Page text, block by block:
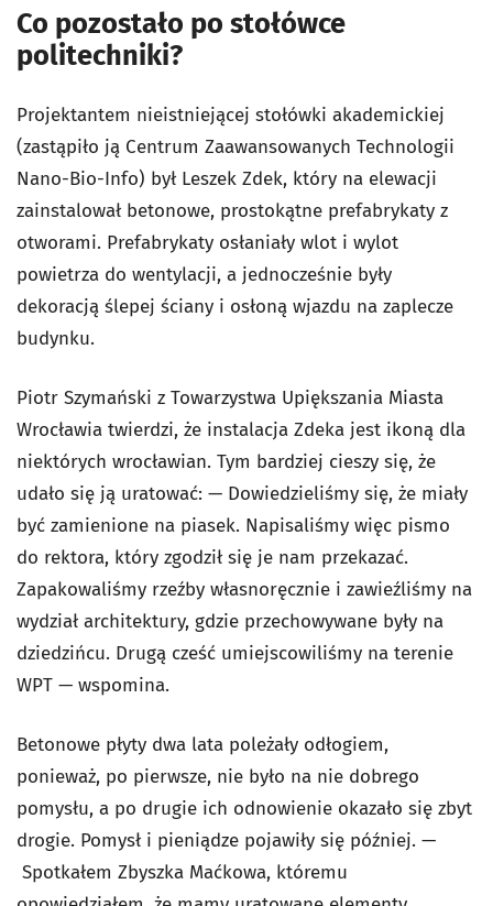
Co pozostało po stołówce
politechniki?
Projektantem nieistniejącej stołówki akademickiej
(zastąpiło ją Centrum Zaawansowanych Technologii
Nano-Bio-Info) był Leszek Zdek, który na elewacji
zainstalował betonowe, prostokątne prefabrykaty z
otworami. Prefabrykaty osłaniały wlot i wylot
powietrza do wentylacji, a jednocześnie były
dekoracją ślepej ściany i osłoną wjazdu na zaplecze
budynku.
Piotr Szymański z Towarzystwa Upiększania Miasta
Wrocławia twierdzi, że instalacja Zdeka jest ikoną dla
niektórych wrocławian. Tym bardziej cieszy się, że
udało się ją uratować: — Dowiedzieliśmy się, że miały
być zamienione na piasek. Napisaliśmy więc pismo
do rektora, który zgodził się je nam przekazać.
Zapakowaliśmy rzeźby własnoręcznie i zawieźliśmy na
wydział architektury, gdzie przechowywane były na
dziedzińcu. Drugą cześć umiejscowiliśmy na terenie
WPT — wspomina.
Betonowe płyty dwa lata poleżały odłogiem,
ponieważ, po pierwsze, nie było na nie dobrego
pomysłu, a po drugie ich odnowienie okazało się zbyt
drogie. Pomysł i pieniądze pojawiły się później. —
Spotkałem Zbyszka Maćkowa, któremu